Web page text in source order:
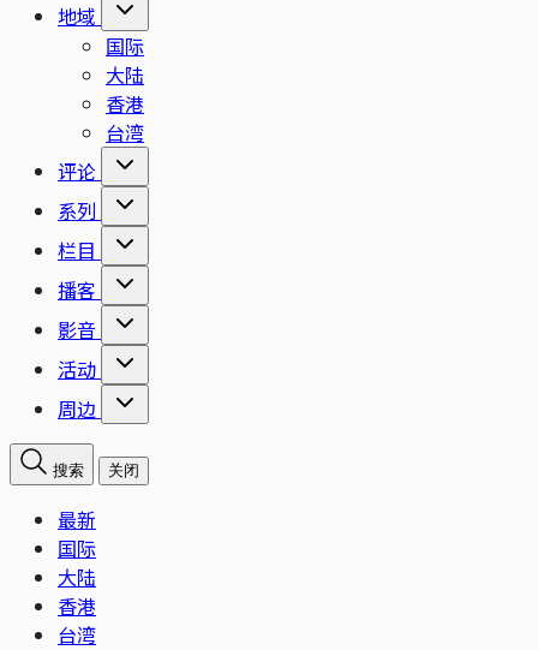
地域
国际
大陆
香港
台湾
评论
系列
栏目
播客
影音
活动
周边
搜索 关闭
最新
国际
大陆
香港
台湾